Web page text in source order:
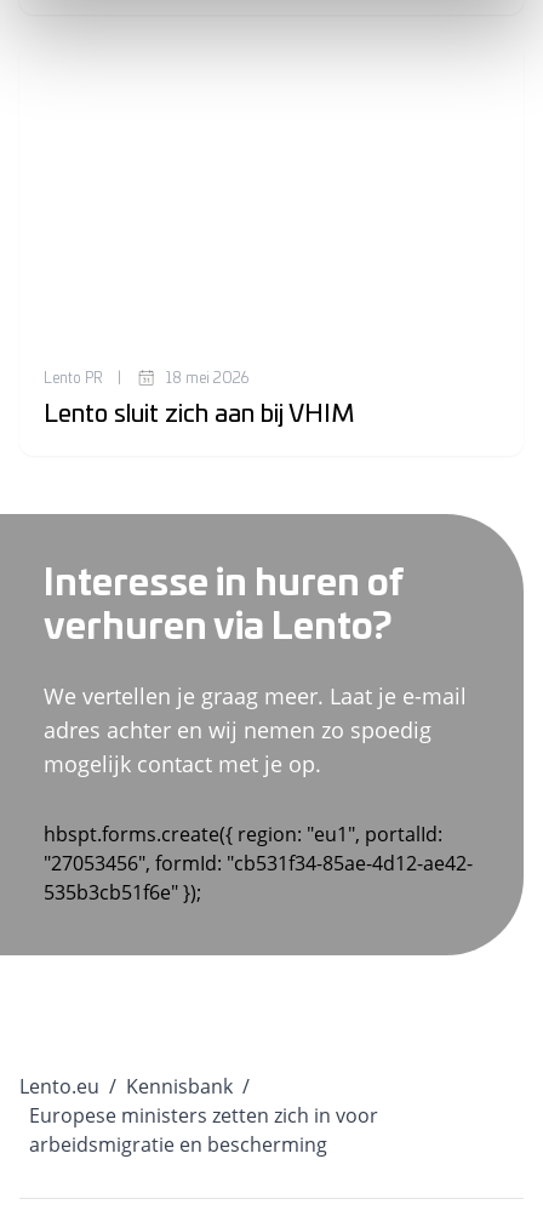
Lento PR 18 mei 2026
Lento sluit zich aan bij VHIM
Interesse in huren of
verhuren via Lento?
We vertellen je graag meer. Laat je e-mail
adres achter en wij nemen zo spoedig
mogelijk contact met je op.
hbspt.forms.create({ region: "eu1", portalId:
"27053456", formId: "cb531f34-85ae-4d12-ae42-
535b3cb51f6e" });
Lento.eu / Kennisbank /
Europese ministers zetten zich in voor
arbeidsmigratie en bescherming